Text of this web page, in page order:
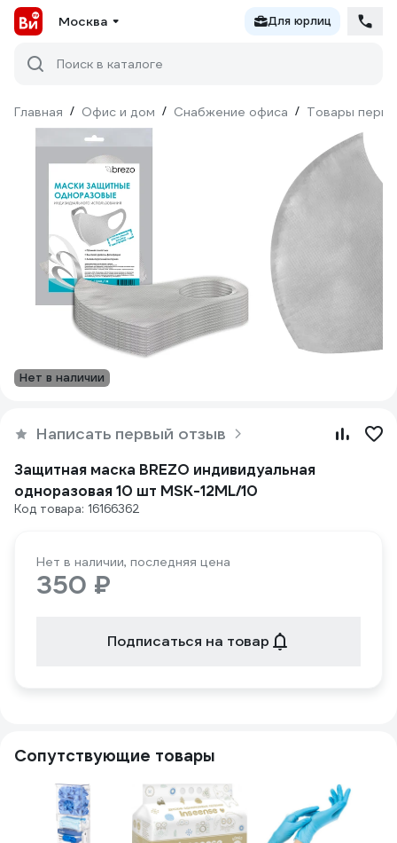
Москва Для юрлиц
Поиск в каталоге
Главная / Офис и дом / Снабжение офиса / Товары
Нет в наличии
Написать первый отзыв
Защитная маска BREZO индивидуальная
одноразовая 10 шт MSK-12ML/10
Код товара: 16166362
Нет в наличии, последняя цена
350 ₽
Подписаться на товар
Сопутствующие товары